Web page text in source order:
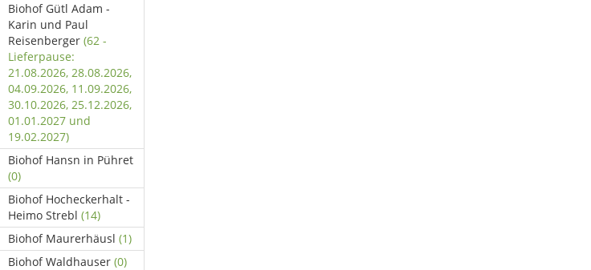
Biohof Gütl Adam -
Karin und Paul
Reisenberger (62 -
Lieferpause:
21.08.2026, 28.08.2026,
04.09.2026, 11.09.2026,
30.10.2026, 25.12.2026,
01.01.2027 und
19.02.2027)
Biohof Hansn in Pühret
(0)
Biohof Hocheckerhalt -
Heimo Strebl (14)
Biohof Maurerhäusl (1)
Biohof Waldhauser (0)